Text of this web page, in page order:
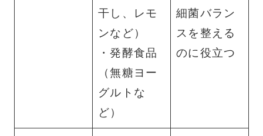
干し、レモ
ンなど）
・発酵食品
（無糖ヨー
グルトな
ど）
細菌バラン
スを整える
のに役立つ